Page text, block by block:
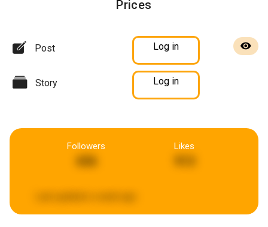
Prices
Post Log in
Story Log in
Followers
656
Likes